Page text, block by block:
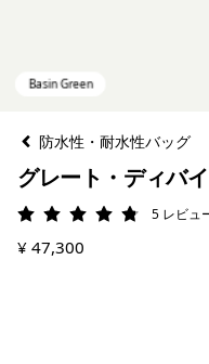
防水性・耐水性バッグ
グレート・ディバ
評価: 4.8 / 5
5 レビュ
¥ 47,300